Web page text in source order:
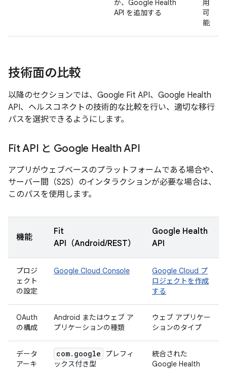
か、Google Health
API を追加する
用
可
能
技術面の比較
以降のセクションでは、Google Fit API、Google Health
API、ヘルスコネクトの技術的な比較を行い、適切な移行
パスを選択できるようにします。
Fit API と Google Health API
アプリがウェブベースのプラットフォームである場合や、
サーバー間（S2S）のインタラクションが必要な場合は、
このパスを使用します。
機能
Fit
API（Android/REST）
Google Health
API
プロジ
ェクト
の設定
Google Cloud Console
Google Cloud プ
ロジェクトを作成
する
OAuth
の構成
Android またはウェブ ア
プリケーションの種類
ウェブ アプリケー
ションのタイプ
データ
アーキ
com. google
プレフィ
ックス付き型
統合された
Google Health